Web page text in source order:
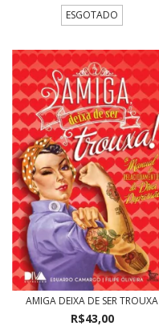
ESGOTADO
AMIGA DEIXA DE SER TROUXA
R$43,00